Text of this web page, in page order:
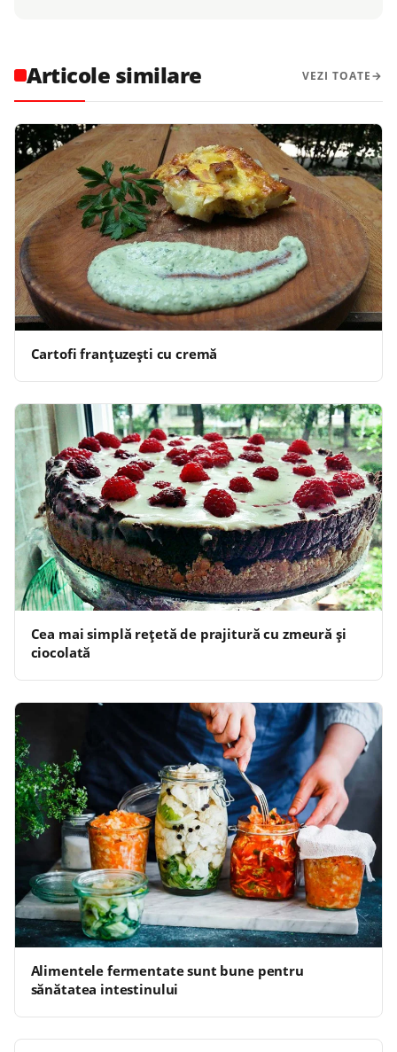
Articole similare VEZI TOATE
Cartofi franţuzeşti cu cremă
Cea mai simplă reţetă de prajitură cu zmeură şi
ciocolată
Alimentele fermentate sunt bune pentru
sănătatea intestinului